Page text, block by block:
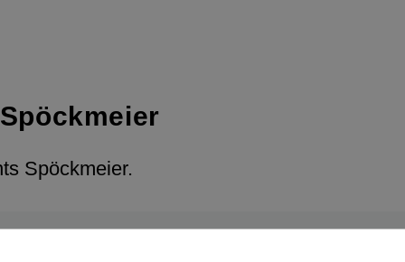
Spöckmeier.